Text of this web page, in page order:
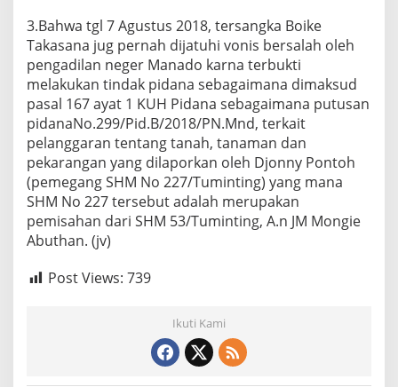
3.Bahwa tgl 7 Agustus 2018, tersangka Boike
Takasana jug pernah dijatuhi vonis bersalah oleh
pengadilan neger Manado karna terbukti
melakukan tindak pidana sebagaimana dimaksud
pasal 167 ayat 1 KUH Pidana sebagaimana putusan
pidanaNo.299/Pid.B/2018/PN.Mnd, terkait
pelanggaran tentang tanah, tanaman dan
pekarangan yang dilaporkan oleh Djonny Pontoh
(pemegang SHM No 227/Tuminting) yang mana
SHM No 227 tersebut adalah merupakan
pemisahan dari SHM 53/Tuminting, A.n JM Mongie
Abuthan. (jv)
Post Views: 739
Ikuti Kami